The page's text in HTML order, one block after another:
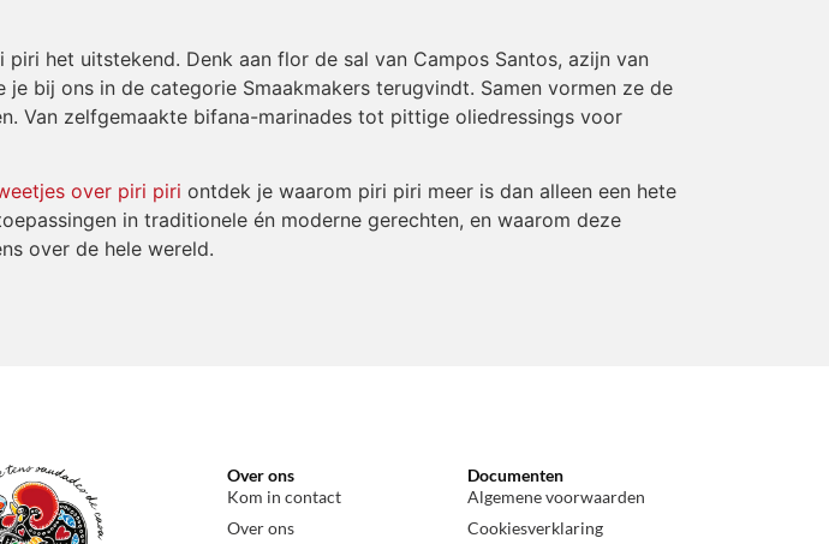
het uitstekend. Denk aan flor de sal van Campos Santos, azijn van
je bij ons in de categorie Smaakmakers terugvindt. Samen vormen ze de
Van zelfgemaakte bifana-marinades tot pittige oliedressings voor
over piri piri ontdek je waarom piri piri meer is dan alleen een hete
in traditionele én moderne gerechten, en waarom deze
over de hele wereld.
Over ons
Kom in contact
Over ons
Documenten
Algemene voorwaarden
Cookiesverklaring